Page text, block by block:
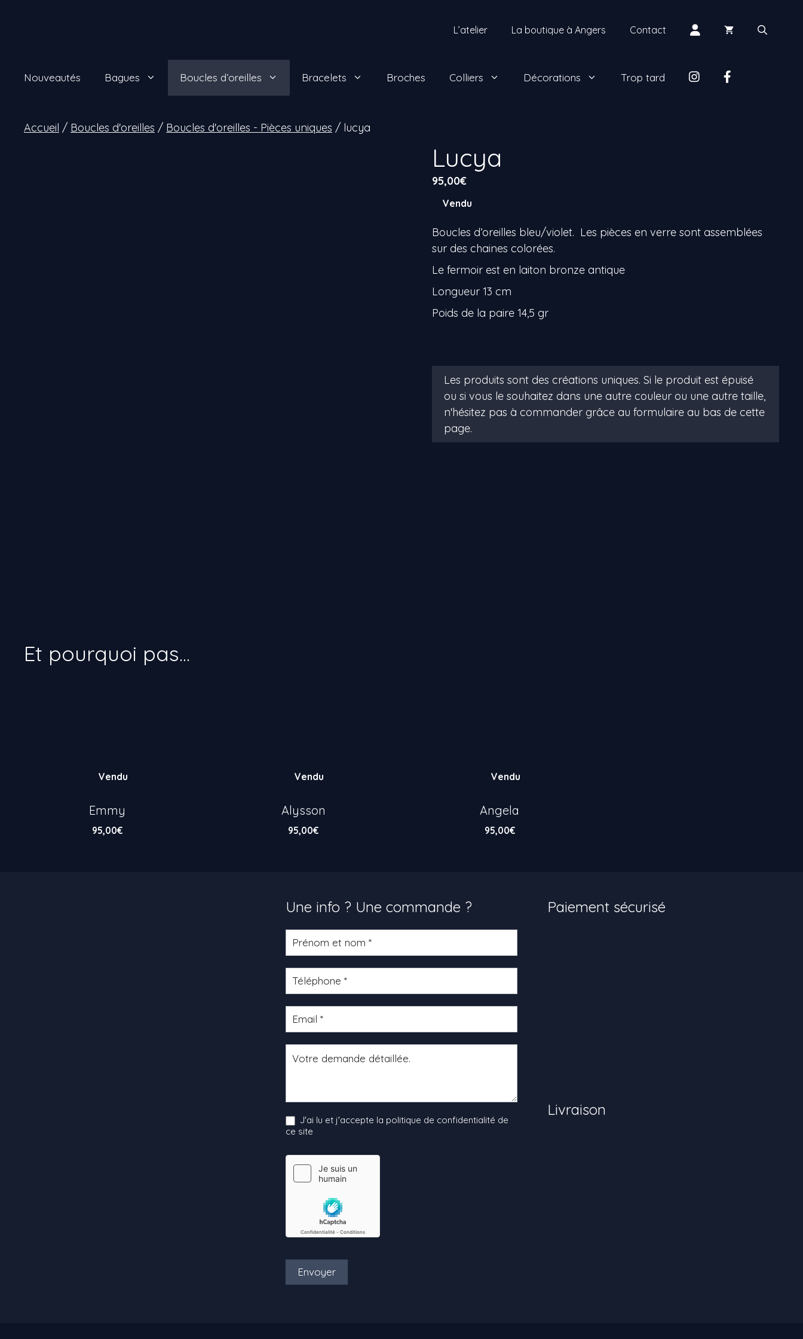
L’atelier La boutique à Angers Contact
Nouveautés Bagues Boucles d’oreilles Bracelets Broches Colliers Décorations Trop tard insta
Accueil / Boucles d'oreilles / Boucles d'oreilles - Pièces uniques / lucya
Lucya
95,00€
Vendu
Boucles d’oreilles bleu/violet. Les pièces en verre sont assemblées
sur des chaines colorées.
Le fermoir est en laiton bronze antique
Longueur 13 cm
Poids de la paire 14,5 gr
Vendu
Emmy
95,00€
Vendu
Alysson
95,00€
Vendu
Angela
95,00€
Une info ? Une commande ?
Formulaire
produit
J'ai lu et j'accepte la politique de confidentialité de
ce site
Envoyer
Paiement sécurisé
Livraison